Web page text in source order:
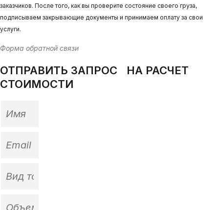
заказчиков. После того, как вы проверите состояние своего груза,
подписываем закрывающие документы и принимаем оплату за свои
услуги.
Форма обратной связи
ОТПРАВИТЬ ЗАПРОС НА РАСЧЕТ
СТОИМОСТИ